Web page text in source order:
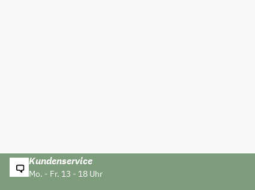
Kundenservice
Mo. - Fr. 13 - 18 Uhr